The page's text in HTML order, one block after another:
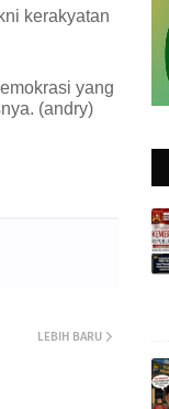
kerakyatan
yang
(andry)
LEBIH BARU